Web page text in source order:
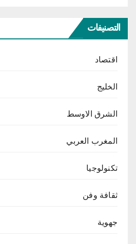
التصنيفات
اقتصاد
الخليج
الشرق الاوسط
المغرب العربي
تكنولوجيا
ثقافة وفن
جهوية